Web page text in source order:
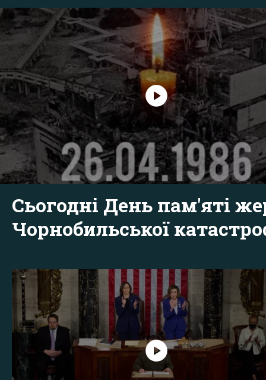
Сьогодні День пам'яті
Чорнобильської